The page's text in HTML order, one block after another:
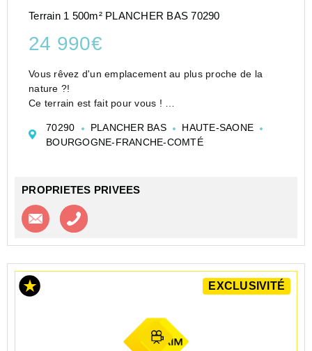
Terrain 1 500m² PLANCHER BAS 70290
24 990€
Vous rêvez d'un emplacement au plus proche de la
nature ?!
Ce terrain est fait pour vous !
Bas, proche des commodités, cette parcelle n'est pas
isolée à l'extrémité de la commune, elle e...
70290 PLANCHER BAS
HAUTE-SAONE
BOURGOGNE-FRANCHE-COMTÉ
PROPRIETES PRIVEES
Contacter l'agence
EXCLUSIVITÉ